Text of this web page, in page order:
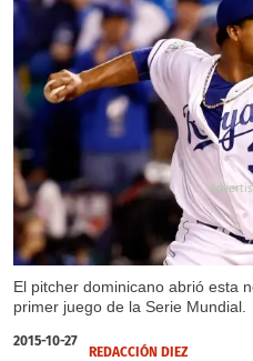
El pitcher dominicano abrió esta
primer juego de la Serie Mundial.
2015-10-27
REDACCIÓN DIEZ